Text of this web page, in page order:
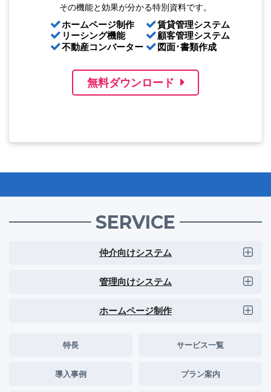
その機能と効果が分かる特別資料です。
ホームページ制作
リーシング機能
不動産コンバーター
賃貸管理システム
顧客管理システム
図面･書類作成
無料ダウンロード
SERVICE
仲介向けシステム
管理向けシステム
ホームページ制作
特長 サービス一覧
導入事例 プラン案内